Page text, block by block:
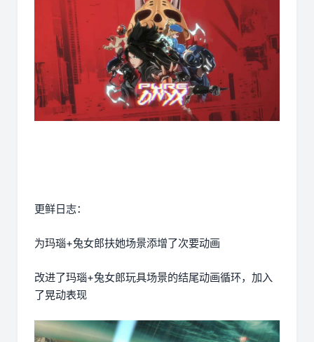
更鲜日志：
为玛瑙+兔女郎扶她场景添增了次要动画
改进了玛瑙+兔女郎玩具场景的结尾动画循环，加入
了晃动表现